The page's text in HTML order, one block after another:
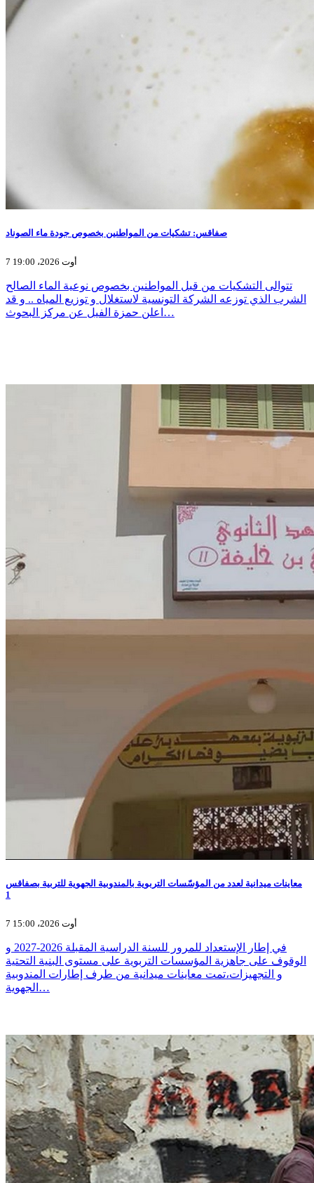
صفاقس: تشكيات من المواطنين بخصوص جودة ماء الصوناد
7 أوت 2026، 19:00
تتوالى التشكيات من قبل المواطنين بخصوص نوعية الماء الصالح
الشرب الذي توزعه الشركة التونسية لاستغلال و توزيع المياه .. و قد
اعلن حمزة الفيل عن مركز البحوث…
معاينات ميدانية لعدد من المؤسّسات التربوية بالمندوبية الجهوية للتربية بصفاقس
1
7 أوت 2026، 15:00
في إطار الإستعداد للمرور للسنة الدراسية المقبلة 2026-2027 و
الوقوف على جاهزية المؤسسات التربوية على مستوى البنية التحتية
و التجهيزات،تمت معاينات ميدانية من طرف إطارات المندوبية
الجهوية…